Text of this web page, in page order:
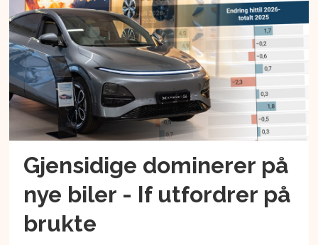
Gjensidige dominerer på
nye biler - If utfordrer på
brukte